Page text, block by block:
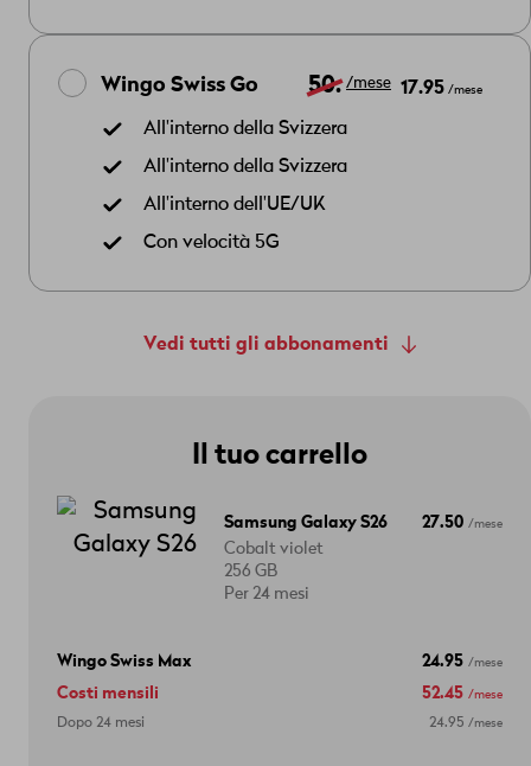
Wingo Swiss Go 50. /mese 17.95 /mese
All'interno della Svizzera
All'interno della Svizzera
All'interno dell'UE/UK
Con velocità 5G
Vedi tutti gli abbonamenti
Il tuo carrello
Samsung Galaxy S26 27.50 /mese
Cobalt violet
256 GB
Per 24 mesi
Wingo Swiss Max 24.95 /mese
Costi mensili 52.45 /mese
Dopo 24 mesi 24.95 /mese